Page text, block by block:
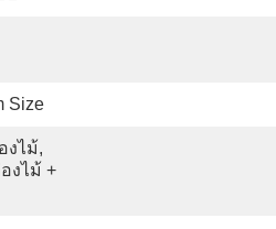
Size
งไม้,
งไม้ +